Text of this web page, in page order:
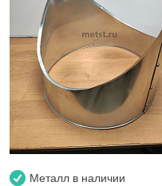
Металл в наличии